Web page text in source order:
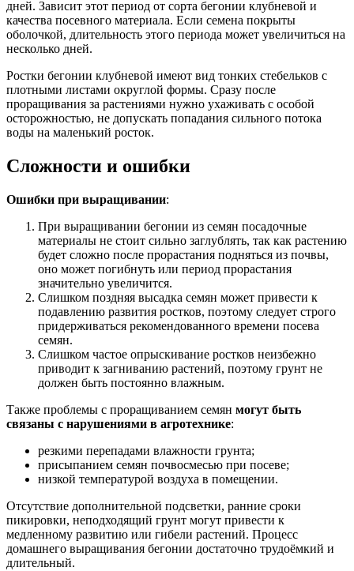
дней. Зависит этот период от сорта бегонии клубневой и
качества посевного материала. Если семена покрыты
оболочкой, длительность этого периода может увеличиться на
несколько дней.
Ростки бегонии клубневой имеют вид тонких стебельков с
плотными листами округлой формы. Сразу после
проращивания за растениями нужно ухаживать с особой
осторожностью, не допускать попадания сильного потока
воды на маленький росток.
Сложности и ошибки
Ошибки при выращивании:
При выращивании бегонии из семян посадочные
материалы не стоит сильно заглублять, так как растению
будет сложно после прорастания подняться из почвы,
оно может погибнуть или период прорастания
значительно увеличится.
Слишком поздняя высадка семян может привести к
подавлению развития ростков, поэтому следует строго
придерживаться рекомендованного времени посева
семян.
Слишком частое опрыскивание ростков неизбежно
приводит к загниванию растений, поэтому грунт не
должен быть постоянно влажным.
Также проблемы с проращиванием семян могут быть
связаны с нарушениями в агротехнике:
резкими перепадами влажности грунта;
присыпанием семян почвосмесью при посеве;
низкой температурой воздуха в помещении.
Отсутствие дополнительной подсветки, ранние сроки
пикировки, неподходящий грунт могут привести к
медленному развитию или гибели растений. Процесс
домашнего выращивания бегонии достаточно трудоёмкий и
длительный.